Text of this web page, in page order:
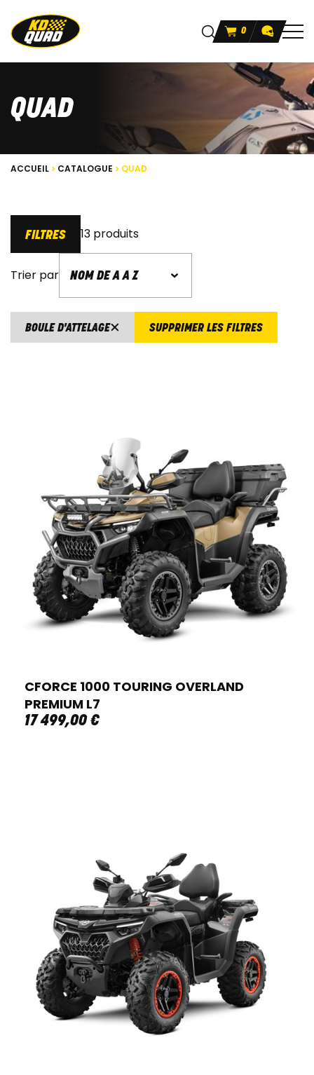
0
QUAD
ACCUEIL CATALOGUE QUAD
FILTRES 13 produits
Trier par
BOULE D'ATTELAGE SUPPRIMER LES FILTRES
CFORCE 1000 TOURING OVERLAND
PREMIUM L7
17 499,00€